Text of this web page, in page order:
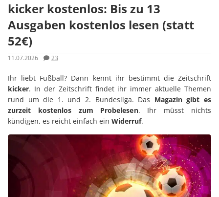
kicker kostenlos: Bis zu 13
Ausgaben kostenlos lesen (statt
52€)
11.07.2026 23
Ihr liebt Fußball? Dann kennt ihr bestimmt die Zeitschrift
kicker. In der Zeitschrift findet ihr immer aktuelle Themen
rund um die 1. und 2. Bundesliga. Das Magazin gibt es
zurzeit kostenlos zum Probelesen. Ihr müsst nichts
kündigen, es reicht einfach ein Widerruf.